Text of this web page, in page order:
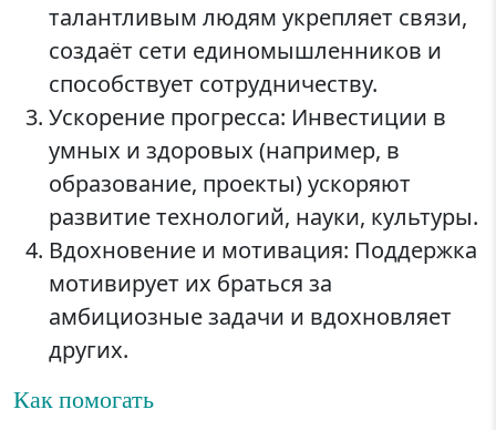
талантливым людям укрепляет связи,
создаёт сети единомышленников и
способствует сотрудничеству.
Ускорение прогресса: Инвестиции в
умных и здоровых (например, в
образование, проекты) ускоряют
развитие технологий, науки, культуры.
Вдохновение и мотивация: Поддержка
мотивирует их браться за
амбициозные задачи и вдохновляет
других.
Как помогать